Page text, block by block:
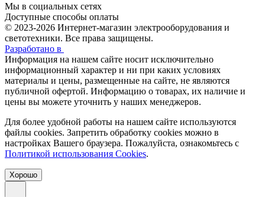
Мы в социальных сетях
Доступные способы оплаты
© 2023-2026 Интернет-магазин электрооборудования и
светотехники. Все права защищены.
Разработано в
Информация на нашем сайте носит исключительно
информационный характер и ни при каких условиях
материалы и цены, размещенные на сайте, не являются
публичной офертой. Информацию о товарах, их наличие и
цены вы можете уточнить у наших менеджеров.
Для более удобной работы на нашем сайте используются
файлы сookies. Запретить обработку cookies можно в
настройках Вашего браузера. Пожалуйста, ознакомьтесь с
Политикой использования Cookies.
Хорошо